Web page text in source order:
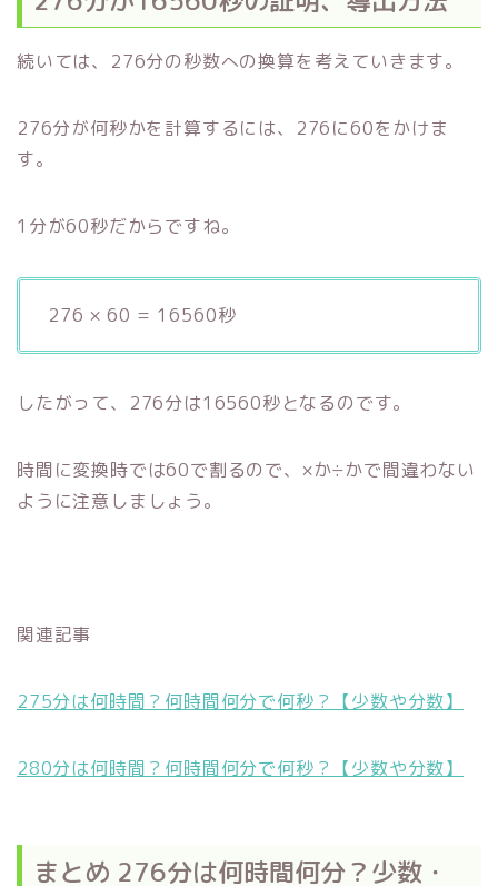
続いては、276分の秒数への換算を考えていきます。
276分が何秒かを計算するには、276に60をかけま
す。
1分が60秒だからですね。
276 × 60 = 16560秒
したがって、276分は16560秒となるのです。
時間に変換時では60で割るので、×か÷かで間違わない
ように注意しましょう。
関連記事
275分は何時間？何時間何分で何秒？【少数や分数】
280分は何時間？何時間何分で何秒？【少数や分数】
まとめ 276分は何時間何分？少数・